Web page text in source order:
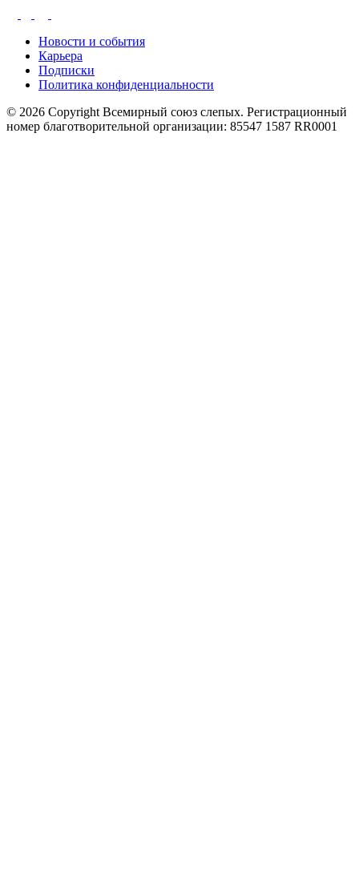
Новости и события
Карьера
Подписки
Политика конфиденциальности
© 2026 Copyright Всемирный союз слепых. Регистрационный
номер благотворительной организации: 85547 1587 RR0001